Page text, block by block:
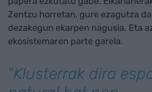
Zentzu horretan, gure ezagutza
dezakegun ekarpen nagusia. Eta
ekosistemaren parte garela.
"Klusterrak dira